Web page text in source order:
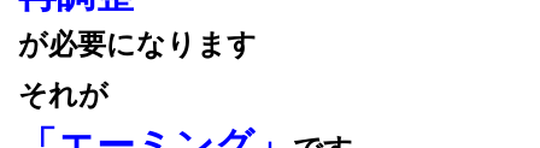
が必要になります
それが